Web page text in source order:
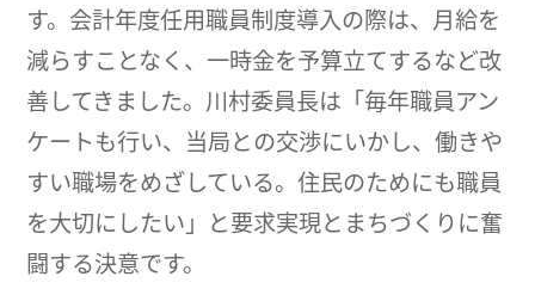
す。会計年度任用職員制度導入の際は、月給を
減らすことなく、一時金を予算立てするなど改
善してきました。川村委員長は「毎年職員アン
ケートも行い、当局との交渉にいかし、働きや
すい職場をめざしている。住民のためにも職員
を大切にしたい」と要求実現とまちづくりに奮
闘する決意です。